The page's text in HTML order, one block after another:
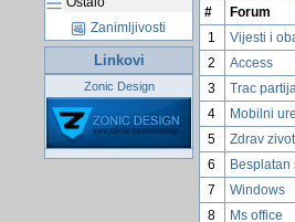
Zanimljivosti
Linkovi
Zonic Design
#
Forum
1
Vijesti i
2
Access
3
Trac
4
Mobilni
5
Zdrav zivot
6
Besplatan
7
Windows
8
Ms office